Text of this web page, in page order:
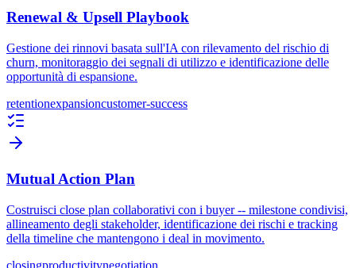
Renewal & Upsell Playbook
Gestione dei rinnovi basata sull'IA con rilevamento del rischio di
churn, monitoraggio dei segnali di utilizzo e identificazione delle
opportunità di espansione.
retentionexpansioncustomer-success
Mutual Action Plan
Costruisci close plan collaborativi con i buyer -- milestone condivisi,
allineamento degli stakeholder, identificazione dei rischi e tracking
della timeline che mantengono i deal in movimento.
closingproductivitynegotiation